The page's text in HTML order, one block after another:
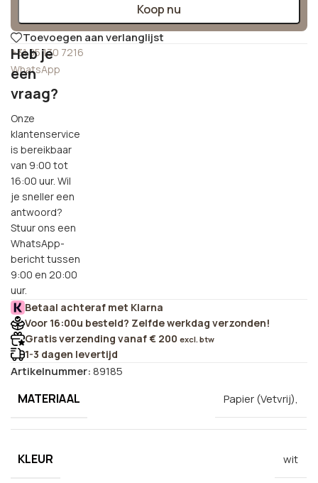
Koop nu
Toevoegen aan verlanglijst
+31 85 130 7216
WhatsApp
Heb je
een
vraag?
Onze
klantenservice
is bereikbaar
van 9:00 tot
16:00 uur. Wil
je sneller een
antwoord?
Stuur ons een
WhatsApp-
bericht tussen
9:00 en 20:00
uur.
Betaal achteraf met Klarna
Voor 16:00u besteld? Zelfde werkdag verzonden!
Gratis verzending vanaf € 200 excl. btw
1-3 dagen levertijd
Artikelnummer:89185
MATERIAAL Papier (Vetvrij),
KLEUR wit